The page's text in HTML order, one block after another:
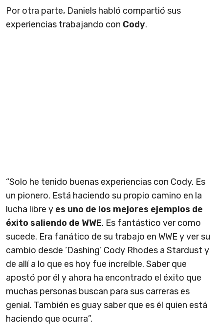
Por otra parte, Daniels habló compartió sus
experiencias trabajando con Cody.
“Solo he tenido buenas experiencias con Cody. Es
un pionero. Está haciendo su propio camino en la
lucha libre y es uno de los mejores ejemplos de
éxito saliendo de WWE. Es fantástico ver como
sucede. Era fanático de su trabajo en WWE y ver su
cambio desde ‘Dashing’ Cody Rhodes a Stardust y
de allí a lo que es hoy fue increíble. Saber que
apostó por él y ahora ha encontrado el éxito que
muchas personas buscan para sus carreras es
genial. También es guay saber que es él quien está
haciendo que ocurra”.